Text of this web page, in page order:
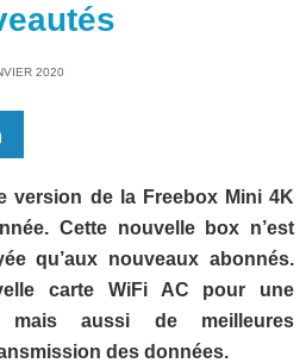
2020
version de la Freebox Mini 4K
Cette nouvelle box n’est
qu’aux nouveaux abonnés.
carte WiFi AC pour une
mais aussi de meilleures
des données.